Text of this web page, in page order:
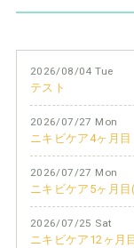
2026/08/04 Tue
テスト
2026/07/27 Mon
ニキビケア4ヶ月目
2026/07/27 Mon
ニキビケア5ヶ月
2026/07/25 Sat
ニキビケア12ヶ月